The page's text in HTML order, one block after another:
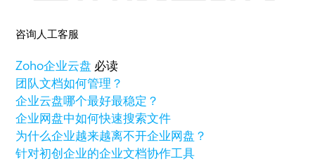
咨询人工客服
Zoho企业云盘 必读
团队文档如何管理？
企业云盘哪个最好最稳定？
企业网盘中如何快速搜索文件
为什么企业越来越离不开企业网盘？
针对初创企业的企业文档协作工具